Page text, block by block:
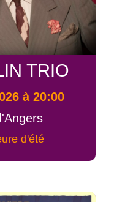
TRIO
à 20:00
d'été